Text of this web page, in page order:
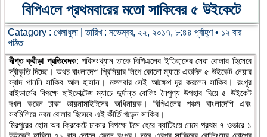
বিপিএলে প্রথমবারের মতো সাকিবের ৫ উইকেটে
Catagory : খেলাধুলা | তারিখ : নভেম্বর, ২২, ২০১৭, ৮:৪৪ পূর্বাহ্ণ • ১২ বার
পঠিত
দীপ্ত ক্রীড়া প্রতিবেদক: পরিসংখ্যান তাকে বিপিএলের ইতিহাসের সেরা বোলার হিসেবে
স্বীকৃতি দিচ্ছে। অথচ বাংলাদেশ প্রিমিয়ার লিগে কোনো ম্যাচে এতদিন ৫ উইকেট নেয়ার
স্বাদ পাননি সাকিব আল হাসান। মঙ্গলবার সেই আক্ষেপ দূর করলেন সাকিব। রংপুর
রাইডার্সের বিপক্ষে হাইভোল্টেজ ম্যাচে দুর্দান্ত বোলিং নৈপুণ্য উপহার দিয়ে ৫ উইকেট
দখল করেন ঢাকা ডায়নামাইটসের অধিনায়ক। বিপিএলের পঞ্চম বাংলাদেশি এবং
সবমিলিয়ে নবম বোলার হিসেবে এই কীর্তি গড়েন সাকিব।
মিরপুরের হোম অব ক্রিকেটে ঢাকার বিপক্ষে টসে হেরে ব্যাটিংয়ে নেমে প্রথম ৭ ওভারে ১